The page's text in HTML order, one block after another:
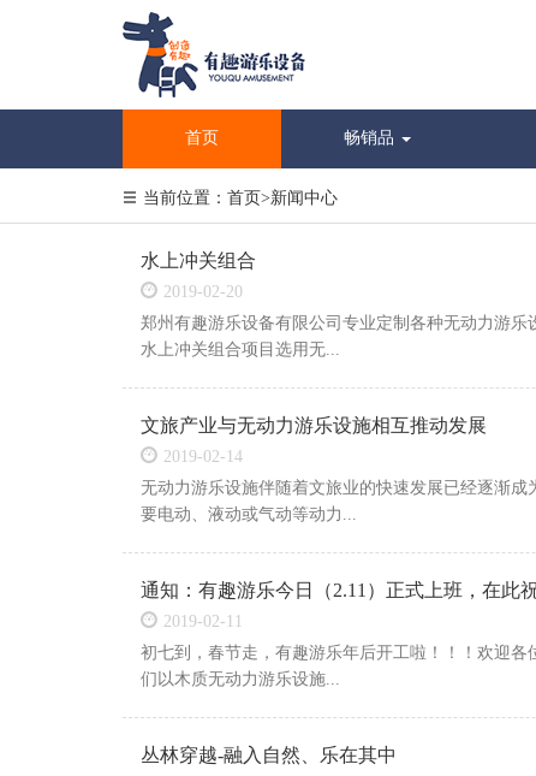
首页 畅销品
当前位置： 首页>新闻中心
水上冲关组合
2019-02-20
郑州有趣游乐设备有限公司专业定制各种无动力游
水上冲关组合项目选用无...
文旅产业与无动力游乐设施相互推动发展
2019-02-14
无动力游乐设施伴随着文旅业的快速发展已经逐渐
要电动、液动或气动等动力...
通知：有趣游乐今日（2.11）正式上班，在此
2019-02-11
初七到，春节走，有趣游乐年后开工啦！！！欢迎
们以木质无动力游乐设施...
丛林穿越-融入自然、乐在其中